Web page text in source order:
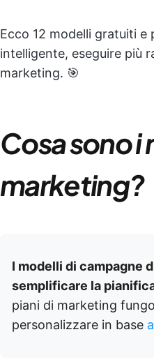
Ecco 12 modelli gratuiti
intelligente, eseguire più
marketing. 🎯
Cosa sono
marketing?
I modelli di campagne
semplificare la
piani di marketing
personalizzare in base